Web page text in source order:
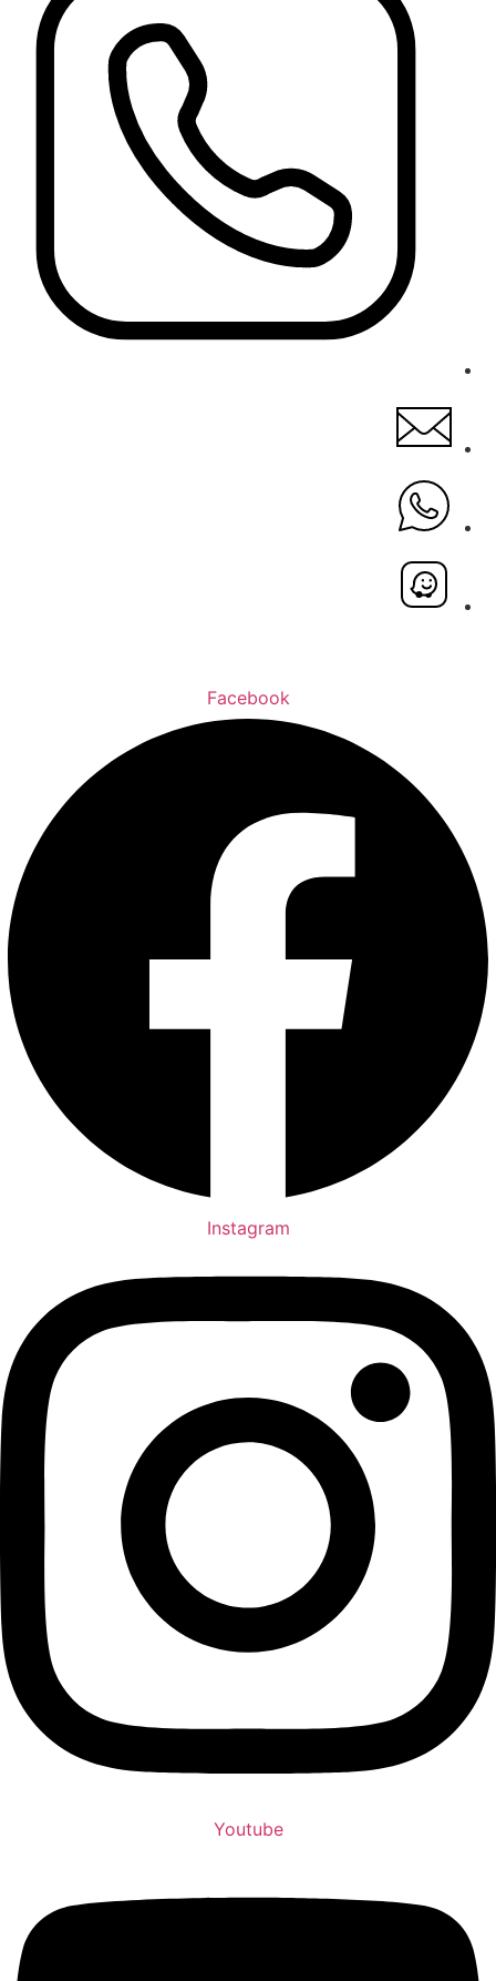
Facebook
Instagram
Youtube